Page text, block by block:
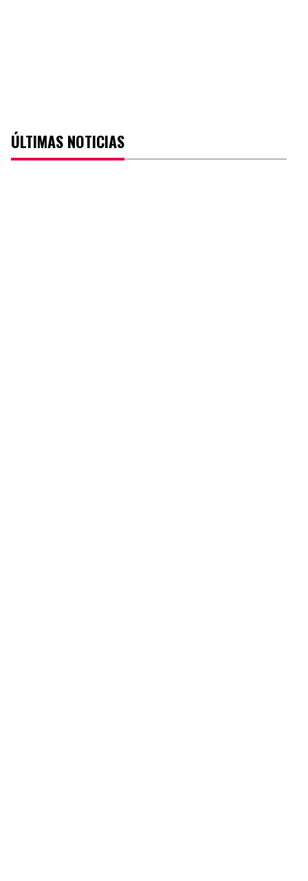
ÚLTIMAS NOTICIAS